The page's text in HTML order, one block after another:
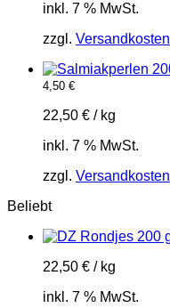
inkl. 7 % MwSt.
zzgl. Versandkosten
4,50 €
22,50 € / kg
inkl. 7 % MwSt.
zzgl. Versandkosten
Beliebt
22,50 € / kg
inkl. 7 % MwSt.